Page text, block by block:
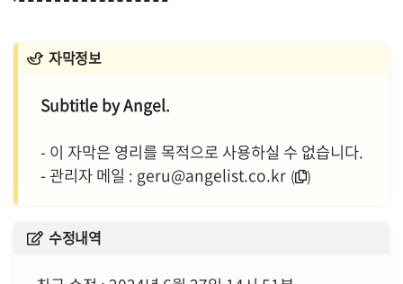
Subtitle by Angel.
- 이 자막은 영리를 목적으로 사용하실 수 없습니다.
- 관리자 메일 : geru@angelist.co.kr